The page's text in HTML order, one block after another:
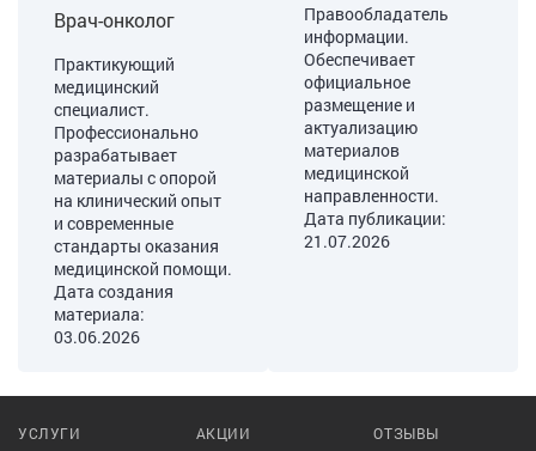
Врач-онколог
Практикующий
медицинский
специалист.
Профессионально
разрабатывает
материалы с опорой
на клинический опыт
и современные
стандарты оказания
медицинской помощи.
Дата создания
материала:
03.06.2026
Правообладатель
информации.
Обеспечивает
официальное
размещение и
актуализацию
материалов
медицинской
направленности.
Дата публикации:
21.07.2026
УСЛУГИ АКЦИИ ОТЗЫВЫ